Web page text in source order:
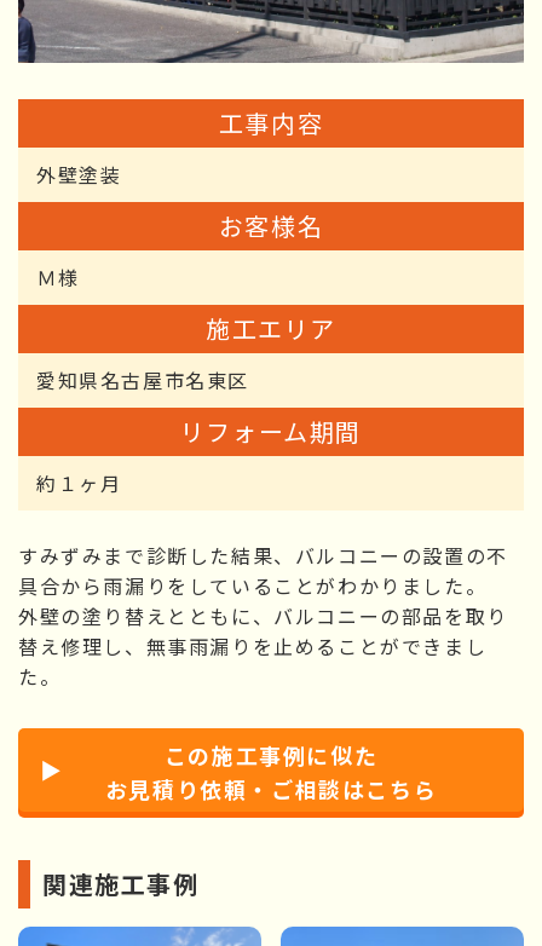
工事内容
外壁塗装
お客様名
Ｍ様
施工エリア
愛知県名古屋市名東区
リフォーム期間
約１ヶ月
すみずみまで診断した結果、バルコニーの設置の不
具合から雨漏りをしていることがわかりました。
外壁の塗り替えとともに、バルコニーの部品を取り
替え修理し、無事雨漏りを止めることができまし
た。
この施工事例に似た
お見積り依頼・ご相談はこちら
関連施工事例